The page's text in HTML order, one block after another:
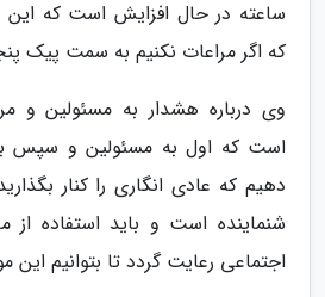
ساعته در حال افزایش است که
که اگر مراعات نکنیم به سمت پیک
وی درباره هشدار به مسئولین و
است که اول به مسئولین و سپس
دهیم که عادی انگاری را کنار
شنماینده است و باید استفاده
اجتماعی رعایت گردد تا بتوانیم این